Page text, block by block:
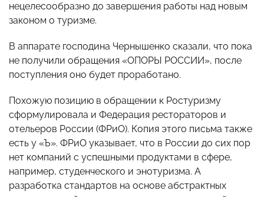
нецелесообразно до завершения работы над новым
законом о туризме.
В аппарате господина Чернышенко сказали, что пока
не получили обращения «ОПОРЫ РОССИИ», после
поступления оно будет проработано.
Похожую позицию в обращении к Ростуризму
сформулировала и Федерация рестораторов и
отельеров России (ФРиО). Копия этого письма также
есть у «Ъ». ФРиО указывает, что в России до сих пор
нет компаний с успешными продуктами в сфере,
например, студенческого и энотуризма. А
разработка стандартов на основе абстрактных